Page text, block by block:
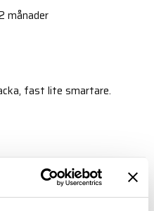
månader
fast lite smartare.